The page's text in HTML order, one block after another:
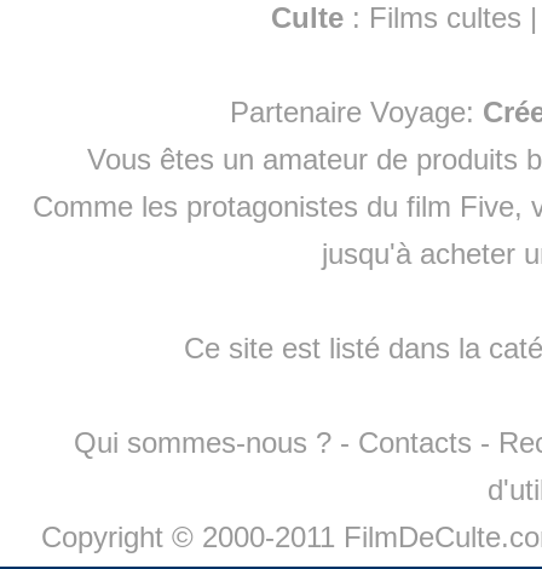
Culte : Films cultes
Partenaire Voyage:
Vous êtes un amateur de produits
Comme les protagonistes du film Five,
jusqu'à acheter
Ce site est listé dans la
Qui sommes-nous ? - Contacts -
Copyright © 2000-2011